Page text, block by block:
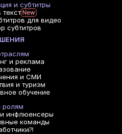
и субтитры
текст
для видео
субтитров
и реклама
и СМИ
и туризм
обучение
ролям
инфлюенсеры
команды